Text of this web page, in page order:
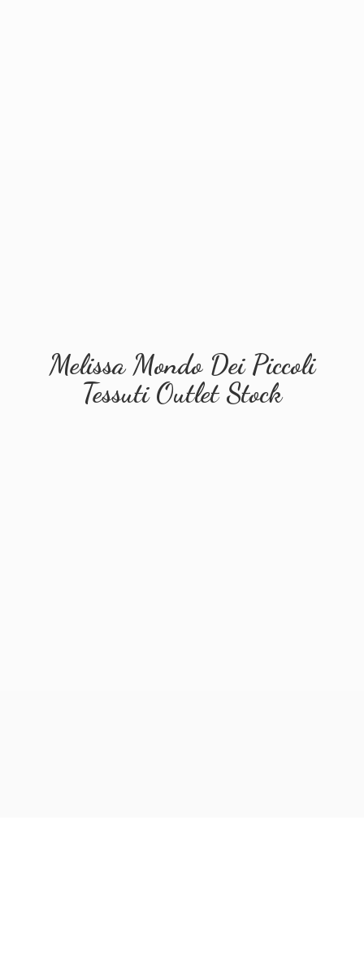
Melissa Mondo Dei Piccoli
Tessuti Outlet Stock